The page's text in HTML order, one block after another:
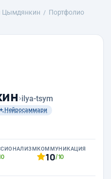
Цымдянкин
Портфолио
›ilya-tsym
Нейросаммари
КОММУНИКАЦИЯ
10/10